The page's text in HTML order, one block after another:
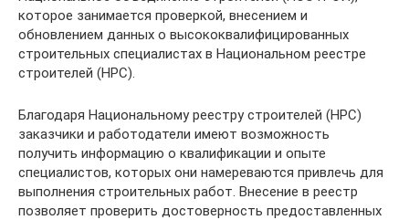
которое занимается проверкой, внесением и
обновлением данных о высококвалифицированных
строительных специалистах в Национальном реестре
строителей (НРС).
Благодаря Национальному реестру строителей (НРС)
заказчики и работодатели имеют возможность
получить информацию о квалификации и опыте
специалистов, которых они намереваются привлечь для
выполнения строительных работ. Внесение в реестр
позволяет проверить достоверность предоставленных